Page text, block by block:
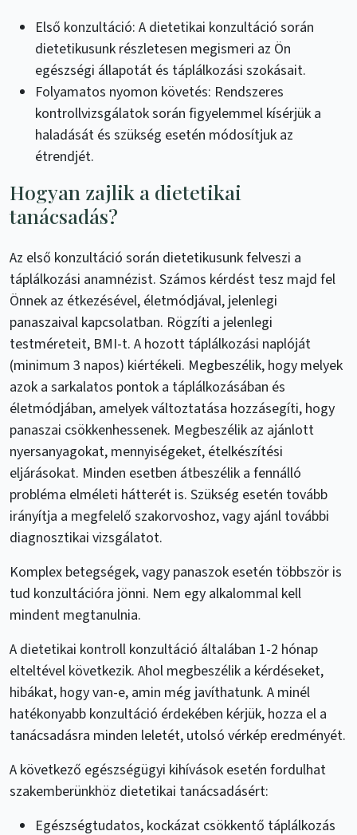
Első konzultáció: A dietetikai konzultáció során
dietetikusunk részletesen megismeri az Ön
egészségi állapotát és táplálkozási szokásait.
Folyamatos nyomon követés: Rendszeres
kontrollvizsgálatok során figyelemmel kísérjük a
haladását és szükség esetén módosítjuk az
étrendjét.
Hogyan zajlik a dietetikai
tanácsadás?
Az első konzultáció során dietetikusunk felveszi a
táplálkozási anamnézist. Számos kérdést tesz majd fel
Önnek az étkezésével, életmódjával, jelenlegi
panaszaival kapcsolatban. Rögzíti a jelenlegi
testméreteit, BMI-t. A hozott táplálkozási naplóját
(minimum 3 napos) kiértékeli. Megbeszélik, hogy melyek
azok a sarkalatos pontok a táplálkozásában és
életmódjában, amelyek változtatása hozzásegíti, hogy
panaszai csökkenhessenek. Megbeszélik az ajánlott
nyersanyagokat, mennyiségeket, ételkészítési
eljárásokat. Minden esetben átbeszélik a fennálló
probléma elméleti hátterét is. Szükség esetén tovább
irányítja a megfelelő szakorvoshoz, vagy ajánl további
diagnosztikai vizsgálatot.
Komplex betegségek, vagy panaszok esetén többször is
tud konzultációra jönni. Nem egy alkalommal kell
mindent megtanulnia.
A dietetikai kontroll konzultáció általában 1-2 hónap
elteltével következik. Ahol megbeszélik a kérdéseket,
hibákat, hogy van-e, amin még javíthatunk. A minél
hatékonyabb konzultáció érdekében kérjük, hozza el a
tanácsadásra minden leletét, utolsó vérkép eredményét.
A következő egészségügyi kihívások esetén fordulhat
szakemberünkhöz dietetikai tanácsadásért:
Egészségtudatos, kockázat csökkentő táplálkozás